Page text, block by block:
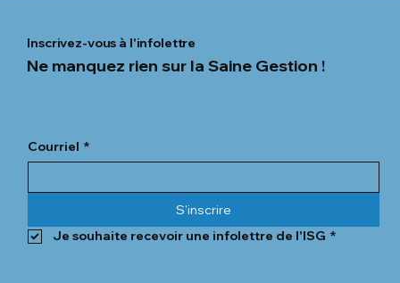
Inscrivez-vous à l'infolettre
Ne manquez rien sur la Saine Gestion !
Courriel *
S'inscrire
Je souhaite recevoir une infolettre de l'ISG *